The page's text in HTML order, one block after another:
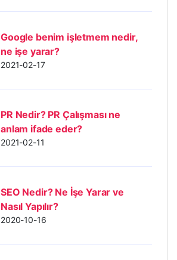
Google benim işletmem nedir,
ne işe yarar?
2021-02-17
PR Nedir? PR Çalışması ne
anlam ifade eder?
2021-02-11
SEO Nedir? Ne İşe Yarar ve
Nasıl Yapılır?
2020-10-16